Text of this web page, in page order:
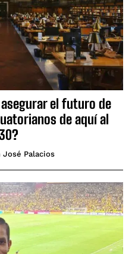
el futuro de
de aquí al
José Palacios